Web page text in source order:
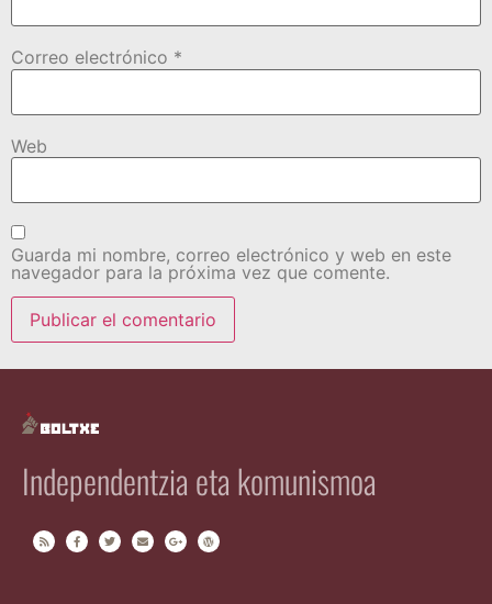
Correo electrónico *
Web
Guarda mi nombre, correo electrónico y web en este
navegador para la próxima vez que comente.
Independentzia eta komunismoa